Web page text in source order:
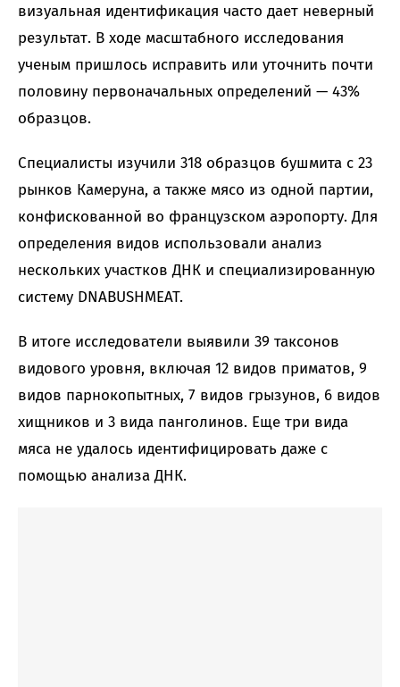
визуальная идентификация часто дает неверный
результат. В ходе масштабного исследования
ученым пришлось исправить или уточнить почти
половину первоначальных определений — 43%
образцов.
Специалисты изучили 318 образцов бушмита с 23
рынков Камеруна, а также мясо из одной партии,
конфискованной во французском аэропорту. Для
определения видов использовали анализ
нескольких участков ДНК и специализированную
систему DNABUSHMEAT.
В итоге исследователи выявили 39 таксонов
видового уровня, включая 12 видов приматов, 9
видов парнокопытных, 7 видов грызунов, 6 видов
хищников и 3 вида панголинов. Еще три вида
мяса не удалось идентифицировать даже с
помощью анализа ДНК.